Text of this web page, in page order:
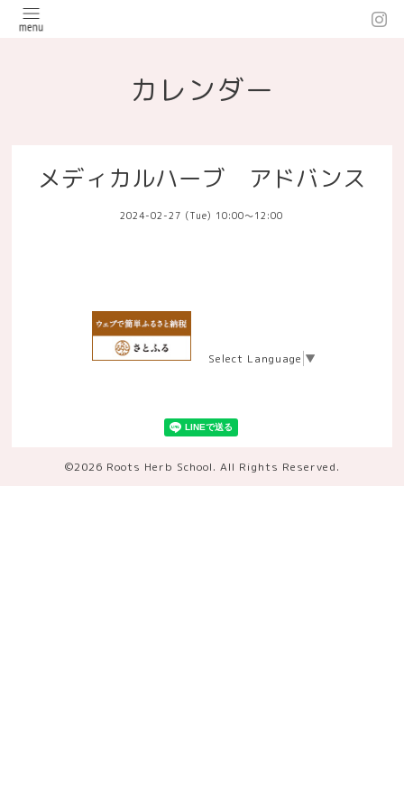
カレンダー
メディカルハーブ アドバンス
2024-02-27 (Tue) 10:00～12:00
Select Language ▼
©2026 Roots Herb School. All Rights Reserved.